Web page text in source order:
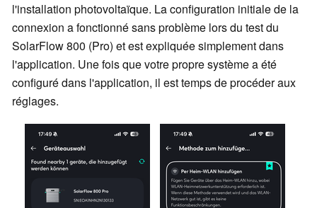
l'installation photovoltaïque. La configuration initiale de la
connexion a fonctionné sans problème lors du test du
SolarFlow 800 (Pro) et est expliquée simplement dans
l'application. Une fois que votre propre système a été
configuré dans l'application, il est temps de procéder aux
réglages.